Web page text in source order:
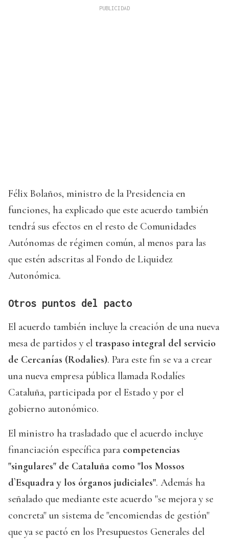
Félix Bolaños, ministro de la Presidencia en
funciones, ha explicado que este acuerdo también
tendrá sus efectos en el resto de Comunidades
Autónomas de régimen común, al menos para las
que estén adscritas al Fondo de Liquidez
Autonómica.
Otros puntos del pacto
El acuerdo también incluye la creación de una nueva
mesa de partidos y el traspaso integral del servicio
de Cercanías (Rodalies). Para este fin se va a crear
una nueva empresa pública llamada Rodalíes
Cataluña, participada por el Estado y por el
gobierno autonómico.
El ministro ha trasladado que el acuerdo incluye
financiación específica para competencias
"singulares" de Cataluña como "los Mossos
d`Esquadra y los órganos judiciales". Además ha
señalado que mediante este acuerdo "se mejora y se
concreta" un sistema de "encomiendas de gestión"
que ya se pactó en los Presupuestos Generales del